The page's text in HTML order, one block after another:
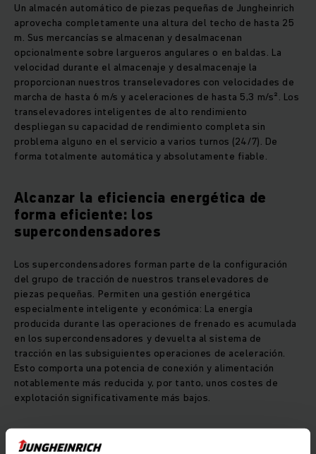
Un almacén automático de piezas pequeñas de Jungheinrich
aprovecha completamente una altura del techo de hasta 25
m. Sus mercancías se almacenan y desalmacenan
opcionalmente sobre largueros angulares o en baldas. La
velocidad durante el almacenaje y desalmacenaje la
proporcionan nuestros transelevadores con velocidades de
marcha de hasta 6 m/s y aceleraciones de hasta 5,3 m/s². Los
transelevadores inteligentes de alto rendimiento
despliegan su capacidad de rendimiento completa sin
problema alguno en el servicio a varios turnos (24/7). De
forma totalmente automática y absolutamente fiable.
Alcanzar la eficiencia energética de
forma eficiente: los
supercondensadores
Los supercondensadores forman parte de la configuración
del grupo de tracción de nuestros transelevadores de
piezas pequeñas. Permiten una gestión energética
especialmente inteligente y económica: La energía
producida durante las operaciones de frenado es acumulada
en los supercondensadores y devuelta al sistema de
tracción en las subsiguientes operaciones de aceleración.
Esto comporta una potencia de conexión y alimentación
notablemente más reducida y, por tanto, unos costes de
explotación significativamente más bajos.
Construcción innovadora con muchas